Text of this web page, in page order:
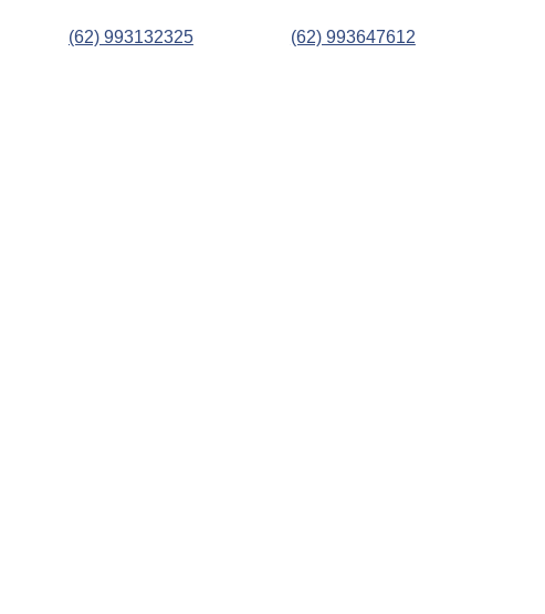
(62) 993132325 (62) 993647612